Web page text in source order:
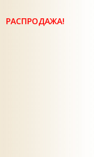
РАСПРОДАЖА!